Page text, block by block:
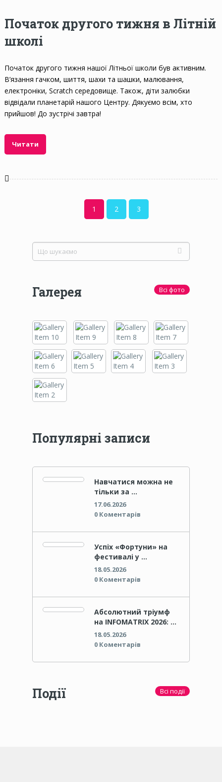
Початок другого тижня в Літній
школі
Початок другого тижня нашої Літньої школи був активним.
В’язання гачком, шиття, шахи та шашки, малювання,
електроніки, Scratch середовище. Також, діти залюбки
відвідали планетарій нашого Центру. Дякуємо всім, хто
прийшов! До зустрічі завтра!
Читати
1 2 3
Галерея Всі фото
Популярні записи
Навчатися можна не
тільки за …
17.06.2026
0 Коментарів
Успіх «Фортуни» на
фестивалі у …
18.05.2026
0 Коментарів
Абсолютний тріумф
на INFOMATRIX 2026: …
18.05.2026
0 Коментарів
Події Всі події